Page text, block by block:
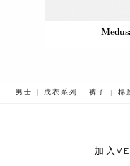
男士 成衣系列 裤子 棉
加入